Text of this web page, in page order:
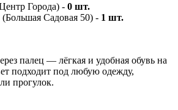
Города) - 0 шт.
Садовая 50) - 1 шт.
палец — лёгкая и удобная обувь на
подходит под любую одежду,
прогулок.